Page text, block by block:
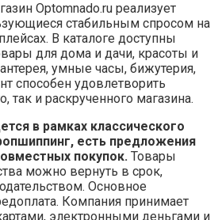
Optomnado.ru реализует
стабильным спросом на
В каталоге доступны
для дома и дачи, красоты и
умные часы, бижутерия,
способен удовлетворить
так и раскрученного магазина.
в рамках классического
есть предложения
покупок. Товары
можно вернуть в срок,
Основное
Компания принимает
электронными деньгами и